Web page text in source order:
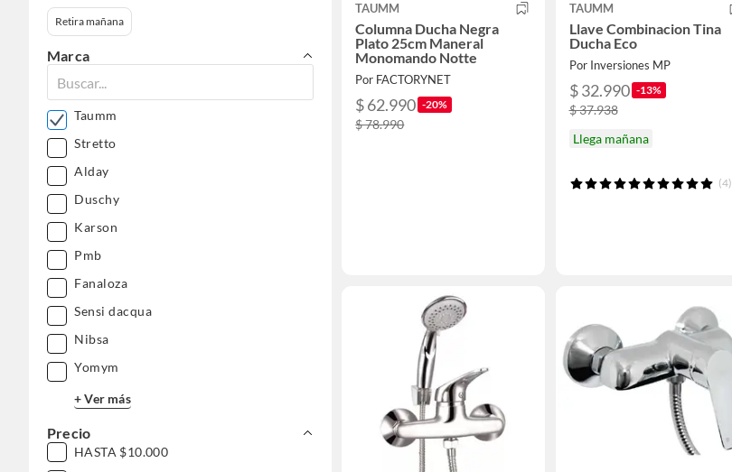
Retira mañana
Marca
Taumm
Stretto
Alday
Duschy
Karson
Pmb
Fanaloza
Sensi dacqua
Nibsa
Yomym
+ Ver más
Precio
HASTA $10.000
TAUMM
Columna Ducha Negra
Plato 25cm Maneral
Monomando Notte
Por FACTORYNET
$ 62.990 -20%
$ 78.990
TAUMM
Llave Combinacion Tina
Ducha Eco
Por Inversiones MP
$ 32.990 -13%
$ 37.938
Llega mañana
(4)